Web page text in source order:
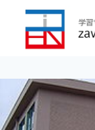
プ